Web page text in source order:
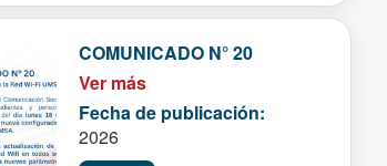
COMUNICADO N° 20
Ver más
Fecha de publicación:
2026